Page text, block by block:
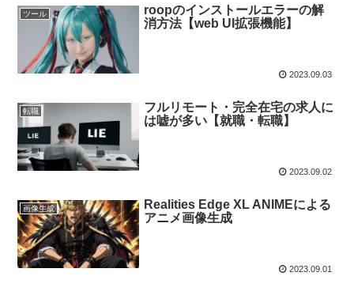
ツール
roopのインストールエラーの解
消方法【web UI拡張機能】
2023.09.03
転職
フルリモート・完全在宅の求人に
は嘘が多い【就職・転職】
2023.09.02
画像生成
Realities Edge XL ANIMEによる
アニメ画像生成
2023.09.01